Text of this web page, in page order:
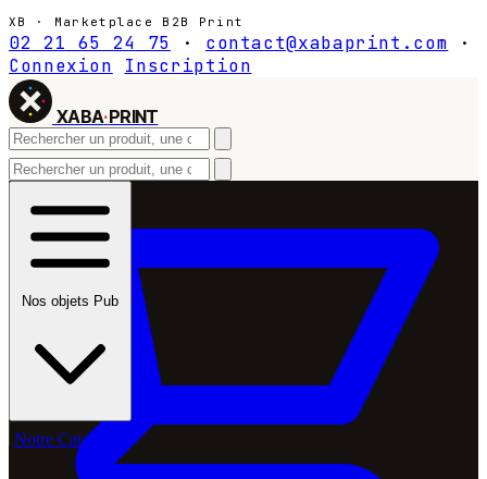
XB · Marketplace B2B Print
02 21 65 24 75 · contact@xabaprint.com
·
Connexion
Inscription
XABA·PRINT
Nos objets Pub
Notre Catalogue